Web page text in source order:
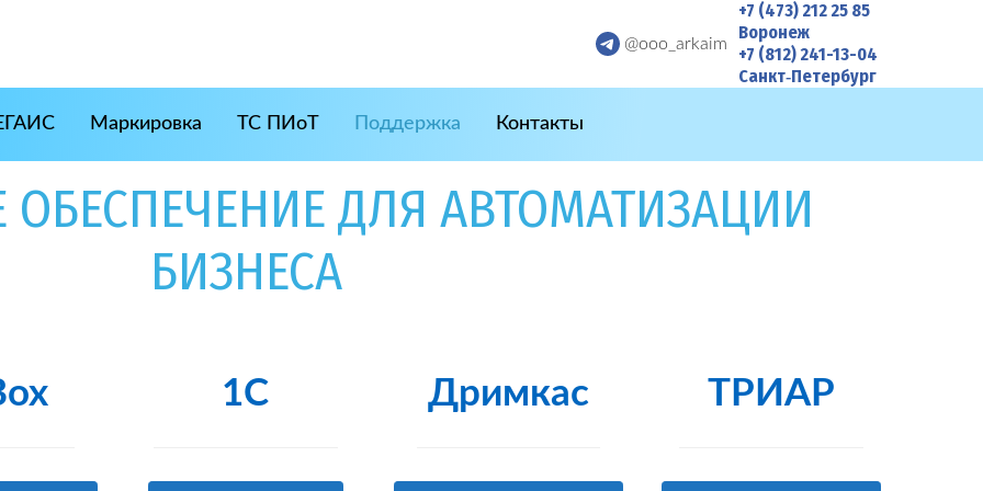
@ooo_arkaim
+7 (473) 212 25 85
Воронеж
+7 (812) 241-13-04
Санкт‑Петербург
Маркировка ТС ПИоТ Поддержка Контакты
ДЛЯ АВТОМАТИЗАЦИИ
БИЗНЕСА
1С Дримкас ТРИАР